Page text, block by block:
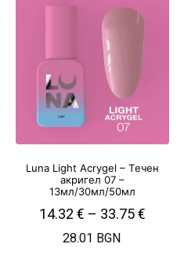
Luna Light Acrygel – Tечен
акригел 07 –
13мл/30мл/50мл
14.32 € – 33.75€
28.01 BGN